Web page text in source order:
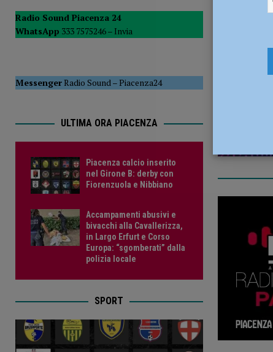
[ 6 Agosto 2026 ] Crisi idrica, Murelli (Lega): “Le regole
POLITICA
PIACENZA
Radio Sound Piacenza 24
WhatsApp 333 7575246 – Invia
MessengerRadio Sound–Piacenza24
ULTIMA ORA PIACENZA
Piacenza calcio inserito
nel Girone B: derby con
Fiorenzuola e Nibbiano
Accampamenti abusivi e
bivacchi alla Cavallerizza,
in Largo Erfurt e Corso
Europa: “sgomberati” dalla
polizia locale
SPORT